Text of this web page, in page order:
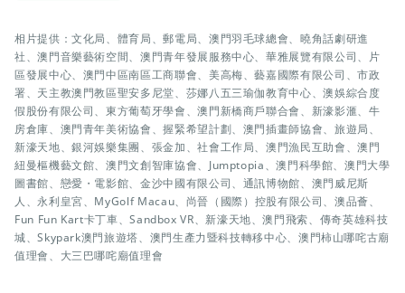
相片提供：文化局、體育局、郵電局、澳門羽毛球總會、曉角話劇研進
社、澳門音樂藝術空間、澳門青年發展服務中心、華雅展覽有限公司、片
區發展中心、澳門中區南區工商聯會、美高梅、藝嘉國際有限公司、市政
署、天主教澳門教區聖安多尼堂、莎娜八五三瑜伽教育中心、澳娛綜合度
假股份有限公司、東方葡萄牙學會、澳門新橋商戶聯合會、新濠影滙、牛
房倉庫、澳門青年美術協會、握緊希望計劃、澳門插畫師協會、旅遊局、
新濠天地、銀河娛樂集團、張金加、社會工作局、澳門漁民互助會、澳門
紐曼樞機藝文館、澳門文創智庫協會、Jumptopia、澳門科學館、澳門大學
圖書館、戀愛・電影館、金沙中國有限公司、通訊博物館、澳門威尼斯
人、永利皇宮、MyGolf Macau、尚晉（國際）控股有限公司、澳品薈、
Fun Fun Kart卡丁車、Sandbox VR、新濠天地、澳門飛索、傳奇英雄科技
城、Skypark澳門旅遊塔、澳門生產力暨科技轉移中心、澳門柿山哪咤古廟
值理會、大三巴哪咤廟值理會